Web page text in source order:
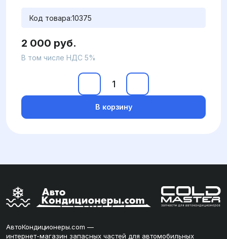
Код товара:10375
2 000 руб.
В том числе НДС 5%
В корзину
АвтоКондиционеры.com —
интернет-магазин запасных частей для автомобильных